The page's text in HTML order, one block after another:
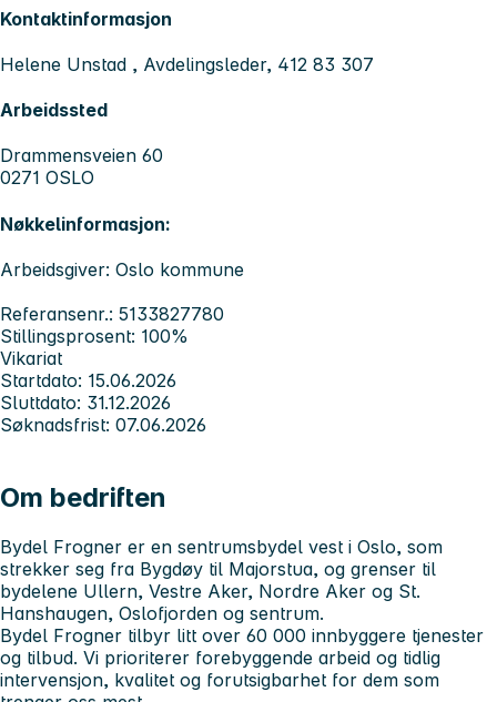
Kontaktinformasjon
Helene Unstad , Avdelingsleder, 412 83 307
Arbeidssted
Drammensveien 60
0271 OSLO
Nøkkelinformasjon:
Arbeidsgiver: Oslo kommune
Referansenr.: 5133827780
Stillingsprosent: 100%
Vikariat
Startdato: 15.06.2026
Sluttdato: 31.12.2026
Søknadsfrist: 07.06.2026
Om bedriften
Bydel Frogner er en sentrumsbydel vest i Oslo, som
strekker seg fra Bygdøy til Majorstua, og grenser til
bydelene Ullern, Vestre Aker, Nordre Aker og St.
Hanshaugen, Oslofjorden og sentrum.
Bydel Frogner tilbyr litt over 60 000 innbyggere tjenester
og tilbud. Vi prioriterer forebyggende arbeid og tidlig
intervensjon, kvalitet og forutsigbarhet for dem som